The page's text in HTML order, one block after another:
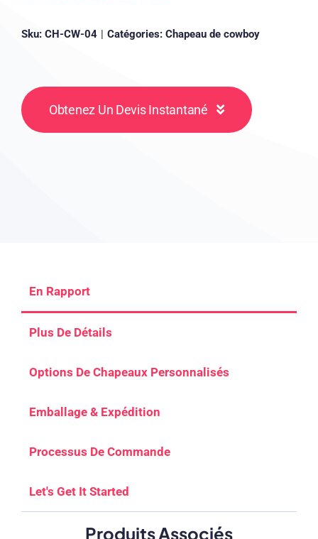
Sku: CH-CW-04 | Catégories: Chapeau de cowboy
Obtenez Un Devis Instantané
En Rapport
Plus De Détails
Options De Chapeaux Personnalisés
Emballage & Expédition
Processus De Commande
Let's Get It Started
Produits Associés